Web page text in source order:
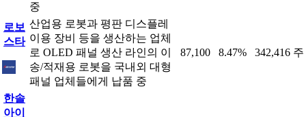
중
로보
스타
산업용 로봇과 평판 디스플레
이용 장비 등을 생산하는 업체
로 OLED 패널 생산 라인의 이
송/적재용 로봇을 국내외 대형
패널 업체들에게 납품 중
87,100 8.47% 342,416 주
한솔
아이